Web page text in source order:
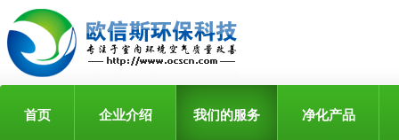
首页 企业介绍 我们的服务 净化产品